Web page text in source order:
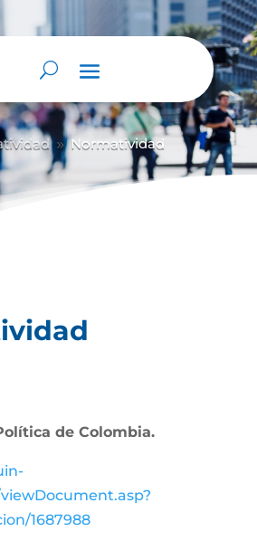
9 Normatividad
de Colombia.
1687988